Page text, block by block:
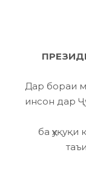
Дар бораи
инсон дар
ба